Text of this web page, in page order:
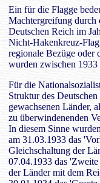
Ein für die Flagge
Machtergreifung durch
Deutschen Reich im
Nicht-Hakenkreuz-
regionale Bezüge oder
wurden zwischen
Für die
Struktur des
gewachsenen Länder,
zu überwindenenden
In diesem Sinne
am 31.03.1933 das
Gleichschaltung der
07.04.1933 das
der Länder mit dem